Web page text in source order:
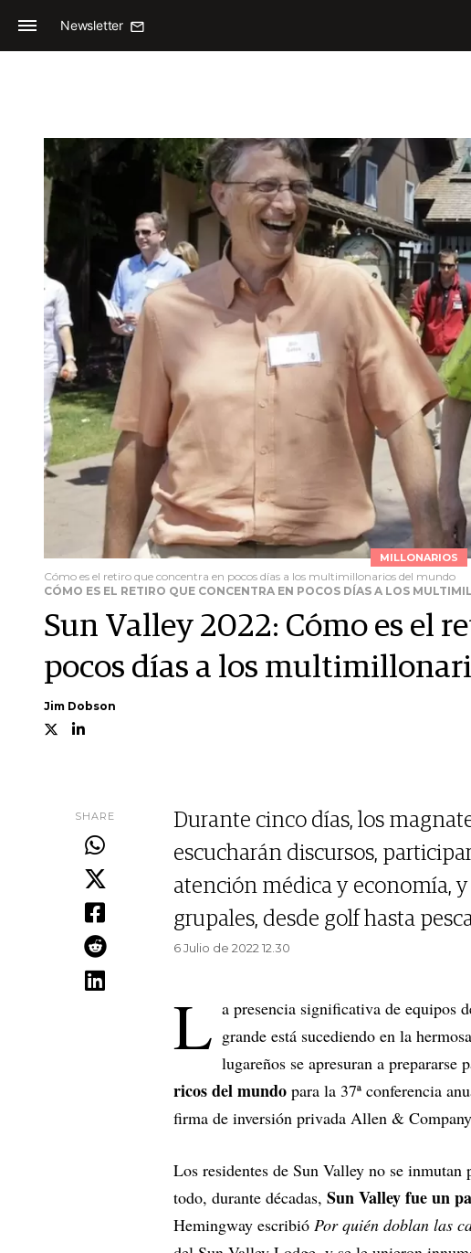
Newsletter
MILLONARIOS
Cómo es el retiro que concentra en pocos días a los multimillonarios del mundo
CÓMO ES EL RETIRO QUE CONCENTRA EN POCOS DÍAS A LOS
Sun Valley 2022: Cómo es el
pocos días a los
Jim Dobson
SHARE
Durante cinco días, los
escucharán discursos,
atención médica y economía,
grupales, desde golf hasta
6 Julio de 2022 12.30
L a presencia significativa de equipos
grande está sucediendo en la
lugareños se apresuran a prepararse
ricos del mundo para la 37ª conferencia
firma de inversión privada Allen &
Los residentes de Sun Valley no se
todo, durante décadas, Sun Valley fue un
Hemingway escribió Por quién doblan las